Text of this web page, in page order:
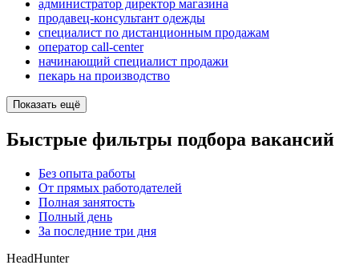
администратор директор магазина
продавец-консультант одежды
специалист по дистанционным продажам
оператор call-center
начинающий специалист продажи
пекарь на производство
Показать ещё
Быстрые фильтры подбора вакансий
Без опыта работы
От прямых работодателей
Полная занятость
Полный день
За последние три дня
HeadHunter